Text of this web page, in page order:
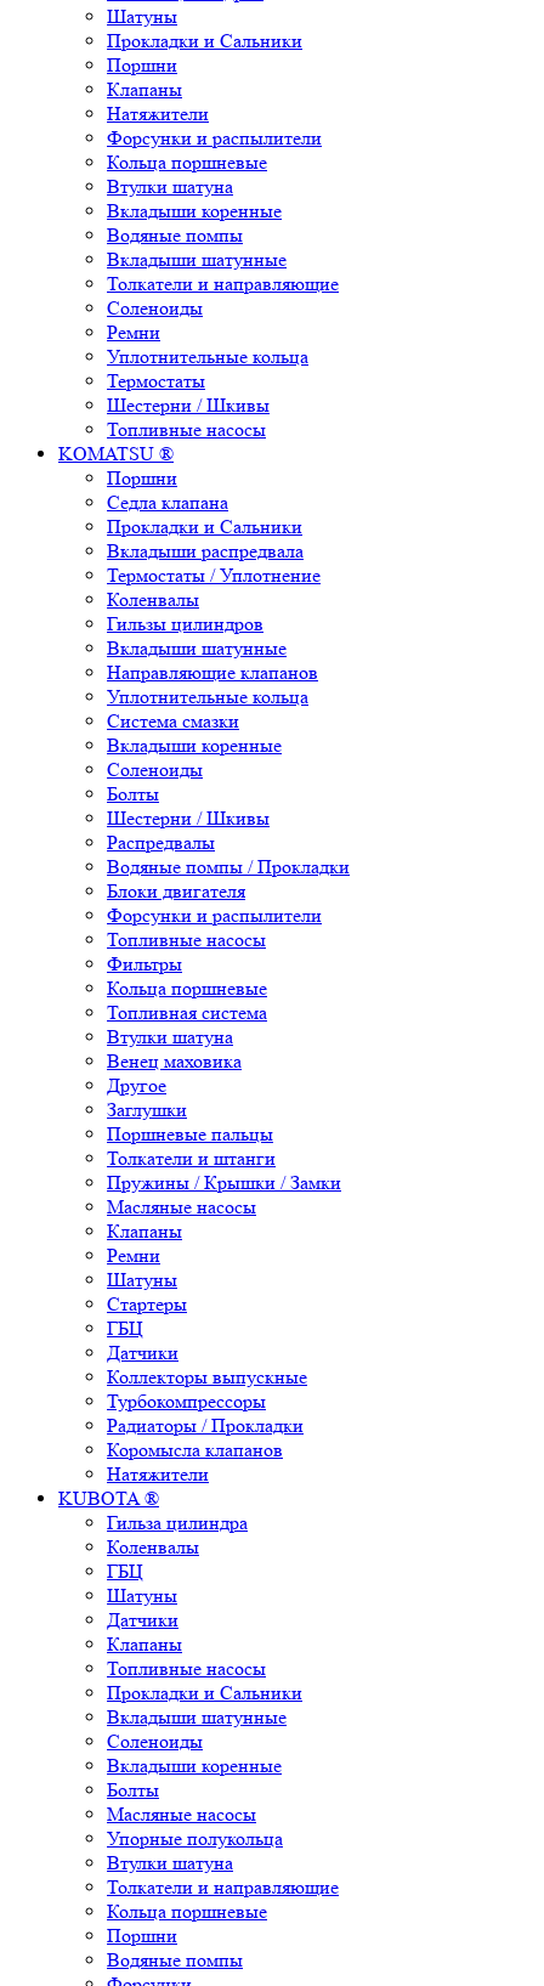
Шатуны
Прокладки и Сальники
Поршни
Клапаны
Натяжители
Форсунки и распылители
Кольца поршневые
Втулки шатуна
Вкладыши коренные
Водяные помпы
Вкладыши шатунные
Толкатели и направляющие
Соленоиды
Ремни
Уплотнительные кольца
Термостаты
Шестерни / Шкивы
Топливные насосы
KOMATSU ®
Поршни
Седла клапана
Прокладки и Сальники
Вкладыши распредвала
Термостаты / Уплотнение
Коленвалы
Гильзы цилиндров
Вкладыши шатунные
Направляющие клапанов
Уплотнительные кольца
Система смазки
Вкладыши коренные
Соленоиды
Болты
Шестерни / Шкивы
Распредвалы
Водяные помпы / Прокладки
Блоки двигателя
Форсунки и распылители
Топливные насосы
Фильтры
Кольца поршневые
Топливная система
Втулки шатуна
Венец маховика
Другое
Заглушки
Поршневые пальцы
Толкатели и штанги
Пружины / Крышки / Замки
Масляные насосы
Клапаны
Ремни
Шатуны
Стартеры
ГБЦ
Датчики
Коллекторы выпускные
Турбокомпрессоры
Радиаторы / Прокладки
Коромысла клапанов
Натяжители
KUBOTA ®
Гильза цилиндра
Коленвалы
ГБЦ
Шатуны
Датчики
Клапаны
Топливные насосы
Прокладки и Сальники
Вкладыши шатунные
Соленоиды
Вкладыши коренные
Болты
Масляные насосы
Упорные полукольца
Втулки шатуна
Толкатели и направляющие
Кольца поршневые
Поршни
Водяные помпы